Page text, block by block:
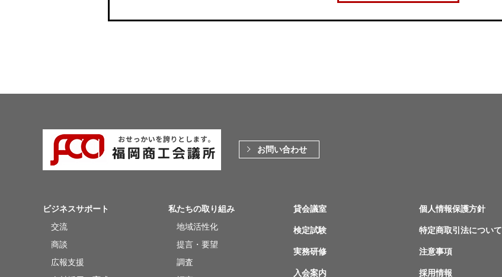
お問い合わせ
ビジネスサポート
交流
商談
広報支援
私たちの取り組み
地域活性化
提言・要望
調査
貸会議室
検定試験
実務研修
入会案内
個人情報保護方針
特定商取引法について
注意事項
採用情報